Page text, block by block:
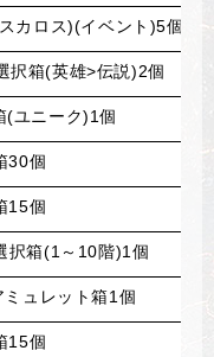
カロス)(イベント)5個
択箱(英雄>伝説)2個
(ユニーク)1個
30個
15個
択箱(1～10階)1個
ュレット箱1個
15個